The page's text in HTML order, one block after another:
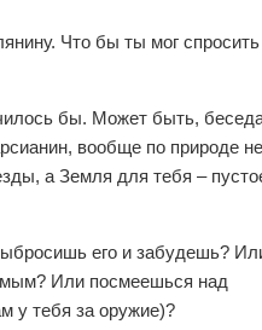
Что бы ты мог
бы. Может быть,
вообще по природе не
а Земля для тебя –
его и забудешь?
Или посмеешься над
у тебя за оружие)?